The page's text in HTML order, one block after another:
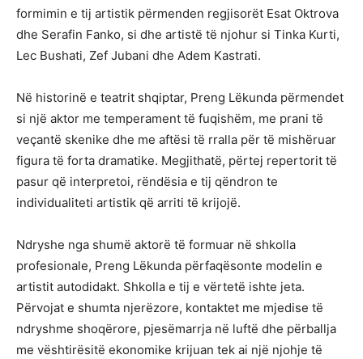
formimin e tij artistik përmenden regjisorët Esat Oktrova
dhe Serafin Fanko, si dhe artistë të njohur si Tinka Kurti,
Lec Bushati, Zef Jubani dhe Adem Kastrati.
Në historinë e teatrit shqiptar, Preng Lëkunda përmendet
si një aktor me temperament të fuqishëm, me prani të
veçantë skenike dhe me aftësi të rralla për të mishëruar
figura të forta dramatike. Megjithatë, përtej repertorit të
pasur që interpretoi, rëndësia e tij qëndron te
individualiteti artistik që arriti të krijojë.
Ndryshe nga shumë aktorë të formuar në shkolla
profesionale, Preng Lëkunda përfaqësonte modelin e
artistit autodidakt. Shkolla e tij e vërtetë ishte jeta.
Përvojat e shumta njerëzore, kontaktet me mjedise të
ndryshme shoqërore, pjesëmarrja në luftë dhe përballja
me vështirësitë ekonomike krijuan tek ai një njohje të